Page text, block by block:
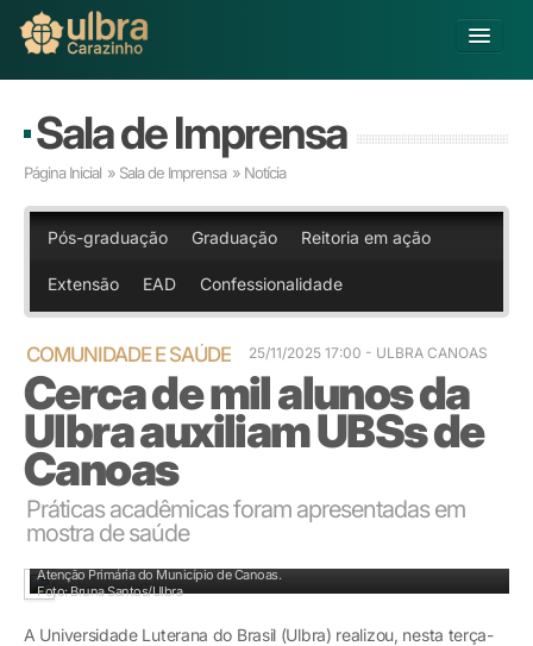
Buscar
Já sou Aluno
Matricule-se
Educação Básica
Graduação
Pós-graduação
Educação a Distância
Pesquisa
Extensão
Infraestrutura e Serviços
Sobre a ULBRA
Sala de Imprensa
Página Inicial » Sala de Imprensa » Notícia
Pós-graduação Graduação Reitoria em ação
Extensão EAD Confessionalidade
COMUNIDADE E SAÚDE 25/11/2025 17:00 - ULBRA CANOAS
Cerca de mil alunos da
Ulbra auxiliam UBSs de
Canoas
Práticas acadêmicas foram apresentadas em
mostra de saúde
Atenção Primária do Município de Canoas.
Foto: Bruna Santos/Ulbra
A Universidade Luterana do Brasil (Ulbra) realizou, nesta terça-